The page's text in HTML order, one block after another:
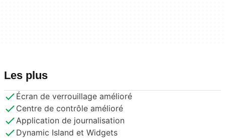
Les plus
Écran de verrouillage amélioré
Centre de contrôle amélioré
Application de journalisation
Dynamic Island et Widgets